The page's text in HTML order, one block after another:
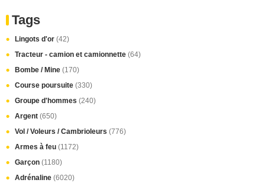
Tags
Lingots d'or (42)
Tracteur - camion et camionnette (64)
Bombe / Mine (170)
Course poursuite (330)
Groupe d'hommes (240)
Argent (650)
Vol / Voleurs / Cambrioleurs (776)
Armes à feu (1172)
Garçon (1180)
Adrénaline (6020)